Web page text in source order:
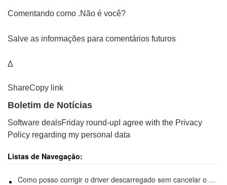
Comentando como .Não é você?
Salve as informações para comentários futuros
Δ
ShareCopy link
Boletim de Notícias
Software dealsFriday round-up I agree with the Privacy
Policy regarding my personal data
Listas de Navegação:
Como posso corrigir o driver descarregado sem cancelar o erro de operações pendentes no Windows 11?